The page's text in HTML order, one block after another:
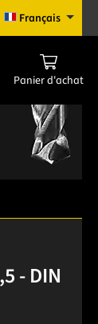
Français
Panier d'achat
- DIN